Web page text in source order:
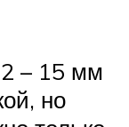
– 15 мм
но